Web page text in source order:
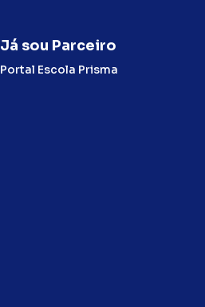
Já sou Parceiro
Portal Escola Prisma